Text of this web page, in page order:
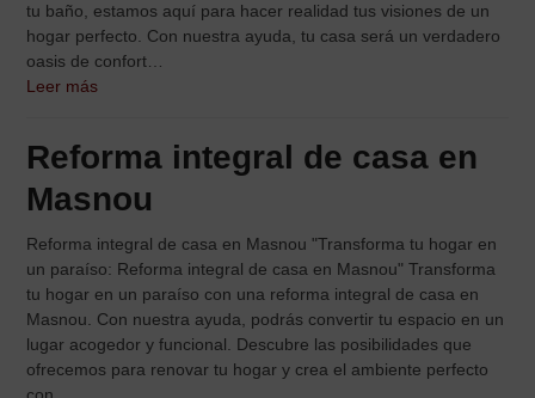
tu baño, estamos aquí para hacer realidad tus visiones de un
hogar perfecto. Con nuestra ayuda, tu casa será un verdadero
oasis de confort…
Leer más
Reforma integral de casa en
Masnou
Reforma integral de casa en Masnou "Transforma tu hogar en
un paraíso: Reforma integral de casa en Masnou" Transforma
tu hogar en un paraíso con una reforma integral de casa en
Masnou. Con nuestra ayuda, podrás convertir tu espacio en un
lugar acogedor y funcional. Descubre las posibilidades que
ofrecemos para renovar tu hogar y crea el ambiente perfecto